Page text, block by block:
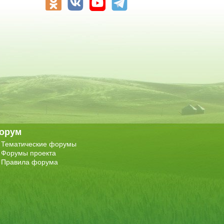
Тематические форумы
Форумы проекта
Правила форума